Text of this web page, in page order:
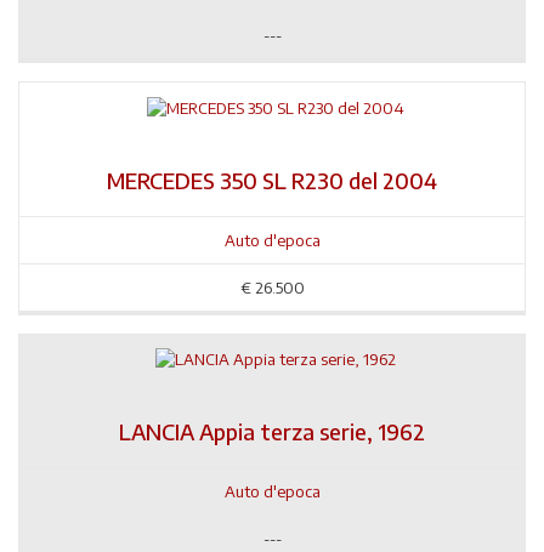
---
MERCEDES 350 SL R230 del 2004
Auto d'epoca
€ 26.500
LANCIA Appia terza serie, 1962
Auto d'epoca
---